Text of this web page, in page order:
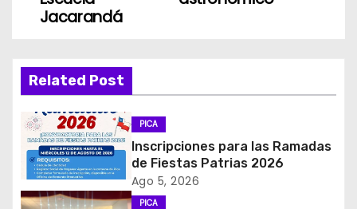
g
a
c
i
Jacarandá
Related Post
PICA
Inscripciones para las Ramadas
de Fiestas Patrias 2026
Ago 5, 2026
PICA